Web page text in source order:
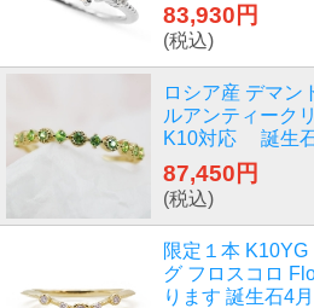
83,930円
(税込)
ロシア産 デマン
ルアンティーク
K10対応 誕生
87,450円
(税込)
限定１本
グ フロスコロ
ります 誕生石4月